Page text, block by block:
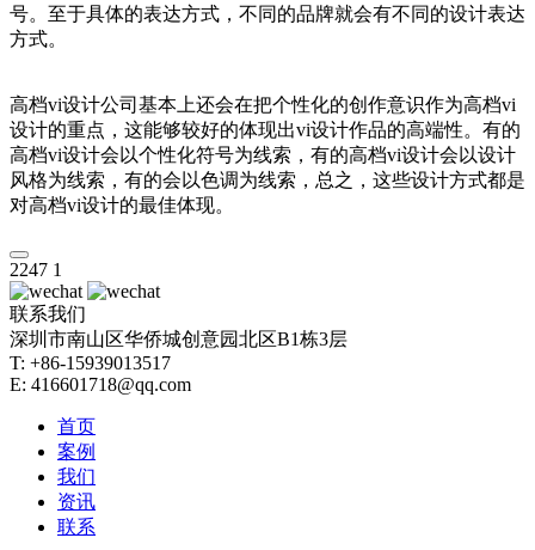
号。至于具体的表达方式，不同的品牌就会有不同的设计表达
方式。
高档vi设计公司基本上还会在把个性化的创作意识作为高档vi
设计的重点，这能够较好的体现出vi设计作品的高端性。有的
高档vi设计会以个性化符号为线索，有的高档vi设计会以设计
风格为线索，有的会以色调为线索，总之，这些设计方式都是
对高档vi设计的最佳体现。
2247 1
联系我们
深圳市南山区华侨城创意园北区B1栋3层
T: +86-15939013517
E: 416601718@qq.com
首页
案例
我们
资讯
联系